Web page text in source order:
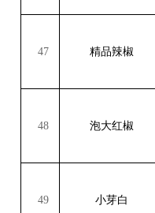
47 精品辣椒
48 泡大红椒
49 小芽白